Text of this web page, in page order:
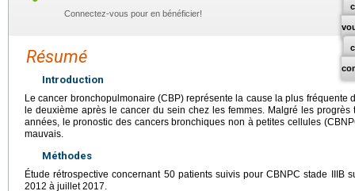
Connectez-vous pour en bénéficier!
Résumé
Introduction
Le cancer bronchopulmonaire (CBP) représente la cause la plus fréquente
le deuxième après le cancer du sein chez les femmes. Malgré les
années, le pronostic des cancers bronchiques non à petites cellules
mauvais.
Méthodes
Étude rétrospective concernant 50 patients suivis pour CBNPC stade IIIB
2012 à juillet 2017.